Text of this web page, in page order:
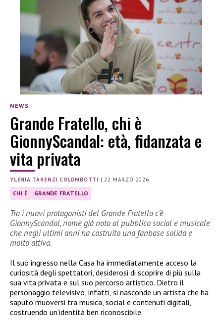
NEWS
Grande Fratello, chi è
GionnyScandal: età, fidanzata e
vita privata
YLENIA TARENZI COLOMBOTTI |22 MARZO 2026
CHI È GRANDE FRATELLO
Tra i nuovi protagonisti del Grande Fratello c’è
GionnyScandal, nome già noto al pubblico social e musicale
che negli ultimi anni ha costruito una fanbase solida e
molto attiva.
Il suo ingresso nella Casa ha immediatamente acceso la
curiosità degli spettatori, desiderosi di scoprire di più sulla
sua vita privata e sul suo percorso artistico. Dietro il
personaggio televisivo, infatti, si nasconde un artista che ha
saputo muoversi tra musica, social e contenuti digitali,
costruendo un’identità ben riconoscibile.